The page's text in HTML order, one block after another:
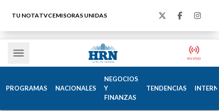
TU NOTATVCEMISORAS UNIDAS
PROGRAMAS NACIONALES
NEGOCIOS
Y
FINANZAS
TENDENCIAS